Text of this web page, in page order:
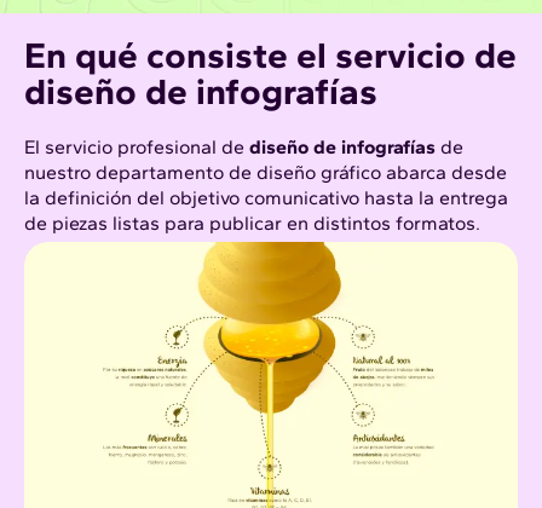
En qué consiste el servicio de
diseño de infografías
El servicio profesional de diseño de infografías de
nuestro departamento de diseño gráfico abarca desde
la definición del objetivo comunicativo hasta la entrega
de piezas listas para publicar en distintos formatos.